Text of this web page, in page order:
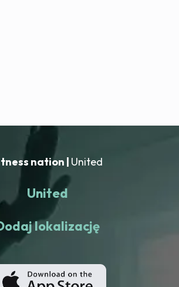
nation | United
United
lokalizację